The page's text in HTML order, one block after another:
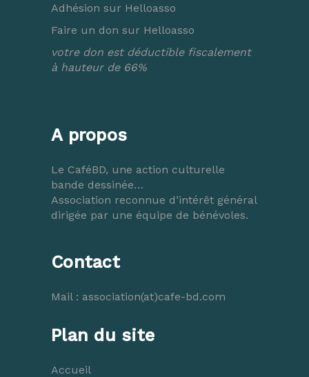
Adhésion sur Helloasso
Faire un don sur Helloasso
votre don est déductible fiscalement
à hauteur de 66%
A propos
Le CaféBD, une action culturelle
bande dessinée…
Association reconnue d’intérêt général
dirigée par une équipe de bénévoles.
Contact
Mail : association(at)cafe-bd.com
Plan du site
Accueil